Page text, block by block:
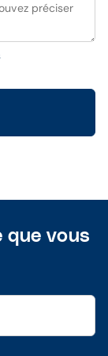
préciser
que vous